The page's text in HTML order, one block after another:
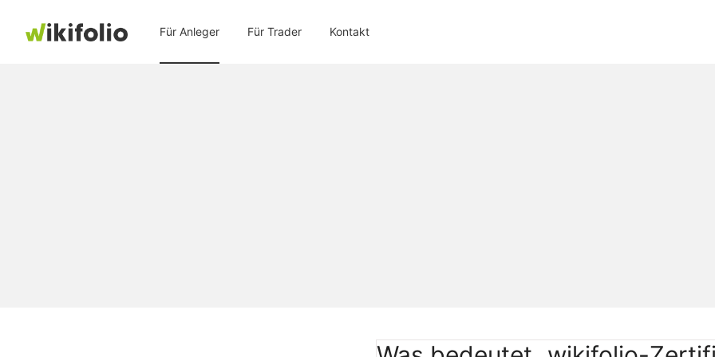
Für Anleger Für Trader Kontakt